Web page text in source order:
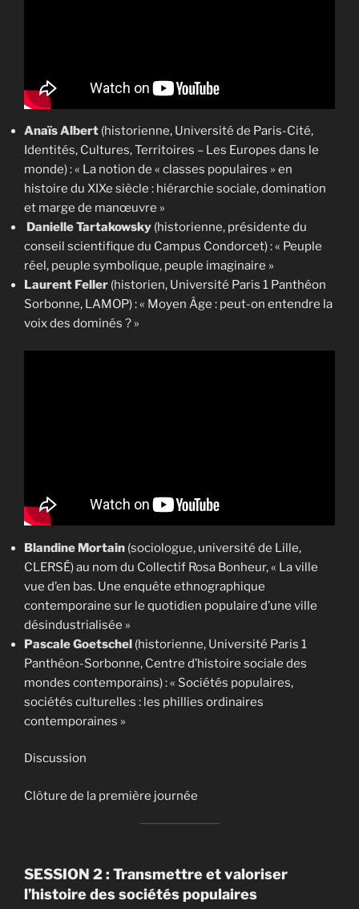
Anaïs Albert (historienne, Université de Paris-Cité,
Identités, Cultures, Territoires – Les Europes dans le
monde) : « La notion de « classes populaires » en
histoire du XIXe siècle : hiérarchie sociale, domination
et marge de manœuvre »
Danielle Tartakowsky (historienne, présidente du
conseil scientifique du Campus Condorcet) : « Peuple
réel, peuple symbolique, peuple imaginaire »
Laurent Feller (historien, Université Paris 1 Panthéon
Sorbonne, LAMOP) : « Moyen Âge : peut-on entendre la
voix des dominés ? »
Blandine Mortain (sociologue, université de Lille,
CLERSÉ) au nom du Collectif Rosa Bonheur, « La ville
vue d’en bas. Une enquête ethnographique
contemporaine sur le quotidien populaire d’une ville
désindustrialisée »
Pascale Goetschel (historienne, Université Paris 1
Panthéon-Sorbonne, Centre d’histoire sociale des
mondes contemporains) : « Sociétés populaires,
sociétés culturelles : les phillies ordinaires
contemporaines »
Discussion
Clôture de la première journée
SESSION 2 : Transmettre et valoriser
l’histoire des sociétés populaires